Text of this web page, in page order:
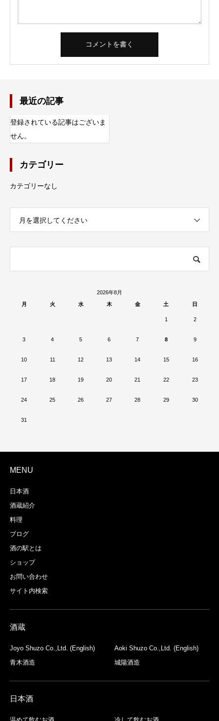
最近の記事
登録されている記事はございま
せん。
カテゴリー
カテゴリーなし
月を選択してください
2026年8月
月
火 水 木 金 土 日
1 2
3 4 5 6 7 8 9
10 11 12 13 14 15 16
17 18 19 20 21 22 23
24 25 26 27 28 29 30
31
MENU
日本酒
酒蔵紹介
料理
ブログ
酒の駅とは
ショップ
お問い合わせ
サイト内検索
酒蔵
Joyo Shuzo Co.,Ltd. (English)
Aoki Shuzo Co.,Ltd. (English)
青木酒造
城陽酒造
日本酒